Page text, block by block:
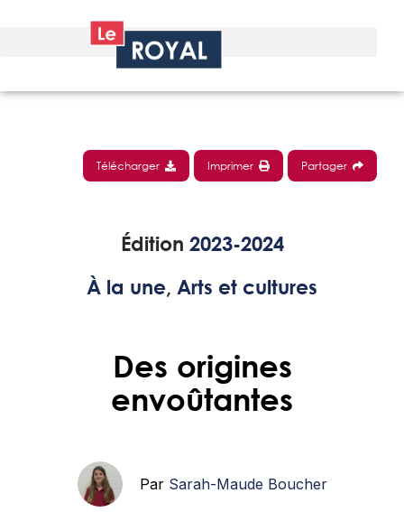
Télécharger Imprimer Partager
Édition 2023-2024
À la une, Arts et cultures
Des origines
envoûtantes
ParSarah-Maude Boucher